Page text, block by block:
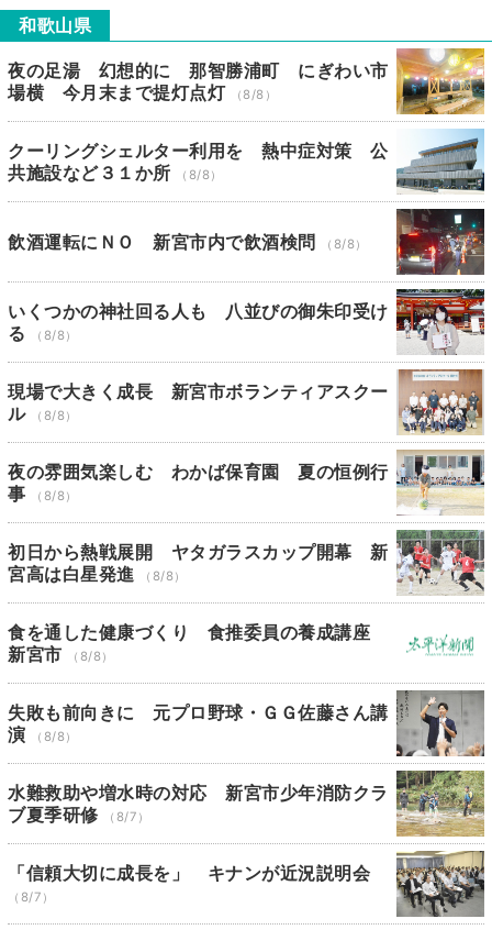
和歌山県
夜の足湯 幻想的に 那智勝浦町 にぎわい市
場横 今月末まで提灯点灯
（8/8）
クーリングシェルター利用を 熱中症対策 公
共施設など３１か所
（8/8）
飲酒運転にＮＯ 新宮市内で飲酒検問 （8/8）
いくつかの神社回る人も 八並びの御朱印受け
る
（8/8）
現場で大きく成長 新宮市ボランティアスクー
ル
（8/8）
夜の雰囲気楽しむ わかば保育園 夏の恒例行
事
（8/8）
初日から熱戦展開 ヤタガラスカップ開幕 新
宮高は白星発進
（8/8）
食を通した健康づくり 食推委員の養成講座
新宮市
（8/8）
失敗も前向きに 元プロ野球・ＧＧ佐藤さん講
演
（8/8）
水難救助や増水時の対応 新宮市少年消防クラ
ブ夏季研修
（8/7）
「信頼大切に成長を」 キナンが近況説明会
（8/7）